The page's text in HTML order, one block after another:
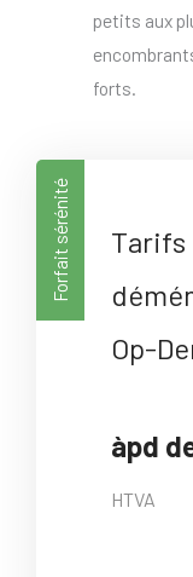
petits aux
forts.
Forfait sérénité
Tarifs
Op-
àpd
HTVA